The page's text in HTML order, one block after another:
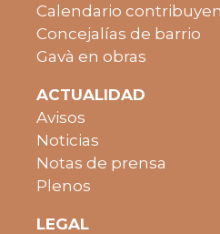
Calendario
Concejalías de barrio
Gavà en obras
ACTUALIDAD
Avisos
Noticias
Notas de prensa
Plenos
LEGAL